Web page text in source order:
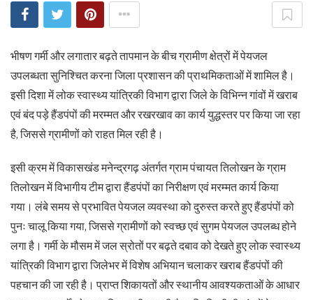
भीषण गर्मी और लगातार बढ़ते तापमान के बीच ग्रामीण क्षेत्रों में पेयजल
उपलब्धता सुनिश्चित करना जिला प्रशासन की प्राथमिकताओं में शामिल है।
इसी दिशा में लोक स्वास्थ्य यांत्रिकी विभाग द्वारा जिले के विभिन्न गांवों में खराब
एवं बंद पड़े हैंडपंपों की मरम्मत और रखरखाव का कार्य युद्धस्तर पर किया जा रहा
है, जिससे ग्रामीणों को राहत मिल रही है।
इसी क्रम में विकासखंड मनेन्द्रगढ़ अंतर्गत ग्राम पंचायत तिलोखन के ग्राम
तिलोखन में विभागीय टीम द्वारा हैंडपंपों का निरीक्षण एवं मरम्मत कार्य किया
गया। लंबे समय से प्रभावित पेयजल व्यवस्था को दुरुस्त करते हुए हैंडपंपों को
पुनः चालू किया गया, जिससे ग्रामीणों को स्वच्छ एवं सुगम पेयजल उपलब्ध होने
लगा है। गर्मी के मौसम में जल स्रोतों पर बढ़ते दबाव को देखते हुए लोक स्वास्थ्य
यांत्रिकी विभाग द्वारा जिलेभर में विशेष अभियान चलाकर खराब हैंडपंपों की
पहचान की जा रही है। प्राप्त शिकायतों और स्थानीय आवश्यकताओं के आधार